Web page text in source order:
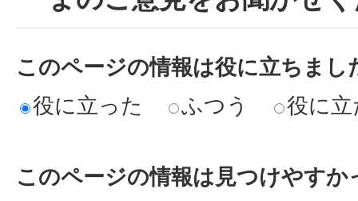
このページの情報は役に立ちまし
役に立った
ふつう 役に
このページの情報は見つけやすか